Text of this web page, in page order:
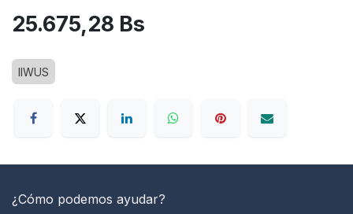
25.675,28 Bs
IIWUS
¿Cómo podemos ayudar?